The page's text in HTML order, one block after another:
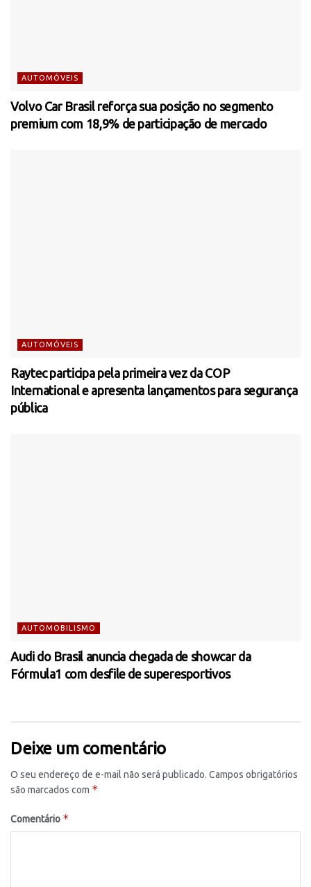
AUTOMÓVEIS
Volvo Car Brasil reforça sua posição no segmento
premium com 18,9% de participação de mercado
AUTOMÓVEIS
Raytec participa pela primeira vez da COP
International e apresenta lançamentos para segurança
pública
AUTOMOBILISMO
Audi do Brasil anuncia chegada de showcar da
Fórmula1 com desfile de superesportivos
Deixe um comentário
O seu endereço de e-mail não será publicado. Campos obrigatórios
são marcados com *
Comentário *